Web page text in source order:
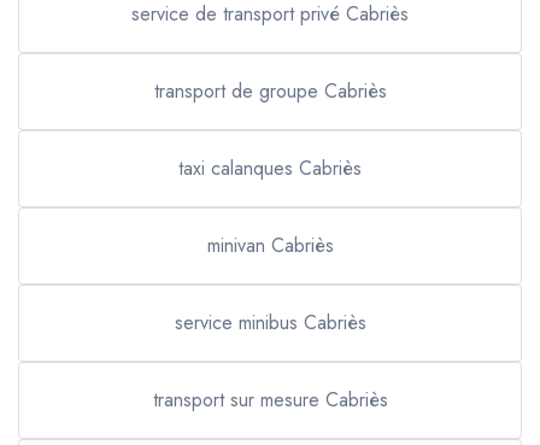
service de transport privé Cabriès
transport de groupe Cabriès
taxi calanques Cabriès
minivan Cabriès
service minibus Cabriès
transport sur mesure Cabriès